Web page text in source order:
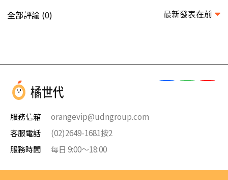
全部評論 (0) 最新發表在前
服務信箱
orangevip@udngroup.com
客服電話
(02)2649-1681按2
服務時間
每日 9:00～18:00